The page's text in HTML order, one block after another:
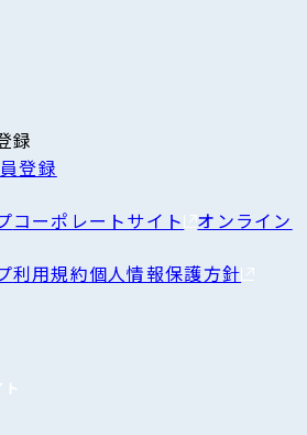
録
登録
コーポレートサイト オンライン
利用規約個人情報保護方針